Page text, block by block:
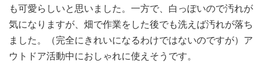
も可愛らしいと思いました。一方で、白っぽいので汚れが
気になりますが、畑で作業をした後でも洗えば汚れが落ち
ました。（完全にきれいになるわけではないのですが）ア
ウトドア活動中におしゃれに使えそうです。